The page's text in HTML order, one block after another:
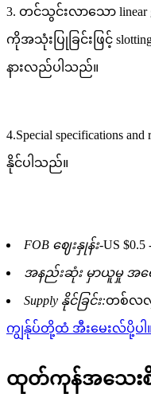
3. တင်သွင်းလာသော linear
ကိုအသုံးပြုခြင်းဖြင့် slotting
နားလည်ပါသည်။
4.Special specifications
နိုင်ပါသည်။
FOB ဈေးနှုန်း-US
အနည်းဆုံး မှာယူမှု အ
Supply နိုင်ခြင်း:တစ်လလျှ
ကျွန်ုပ်တို့ထံ အီးမေးလ်ပို့ပါ။
ထုတ်ကုန်အသေး